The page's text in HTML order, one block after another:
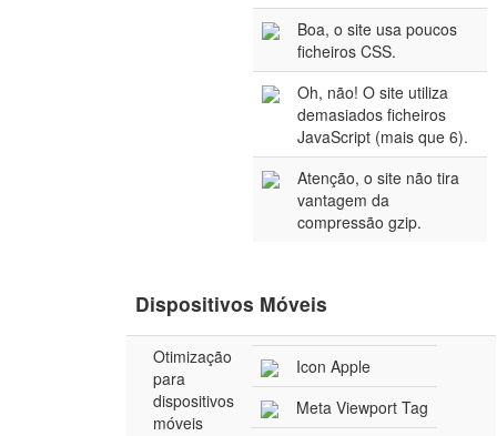
Boa, o site usa poucos
ficheiros CSS.
Oh, não! O site utiliza
demasiados ficheiros
JavaScript (mais que 6).
Atenção, o site não tira
vantagem da
compressão gzip.
Dispositivos Móveis
Otimização
para
dispositivos
móveis
Icon Apple
Meta Viewport Tag